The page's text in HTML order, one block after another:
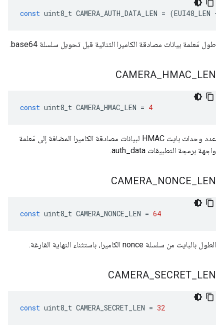
const uint8_t CAMERA_AUTH_DATA_LEN = (EUI48_LEN +
طول مَعلمة بيانات مصادقة الكاميرا الثنائية قبل تحويل سلسلة base64.
CAMERA HMAC LEN
const uint8_t CAMERA_HMAC_LEN = 4
عدد وحدات بايت HMAC لبيانات مصادقة الكاميرا المضافة إلى مَعلمة
واجهة برمجة التطبيقات auth_data.
CAMERA NONCE LEN
const uint8_t CAMERA_NONCE_LEN = 64
الطول بالبايت من سلسلة nonce الكاميرا، باستثناء النهاية الفارغة.
CAMERA SECRET LEN
const uint8_t CAMERA_SECRET_LEN = 32